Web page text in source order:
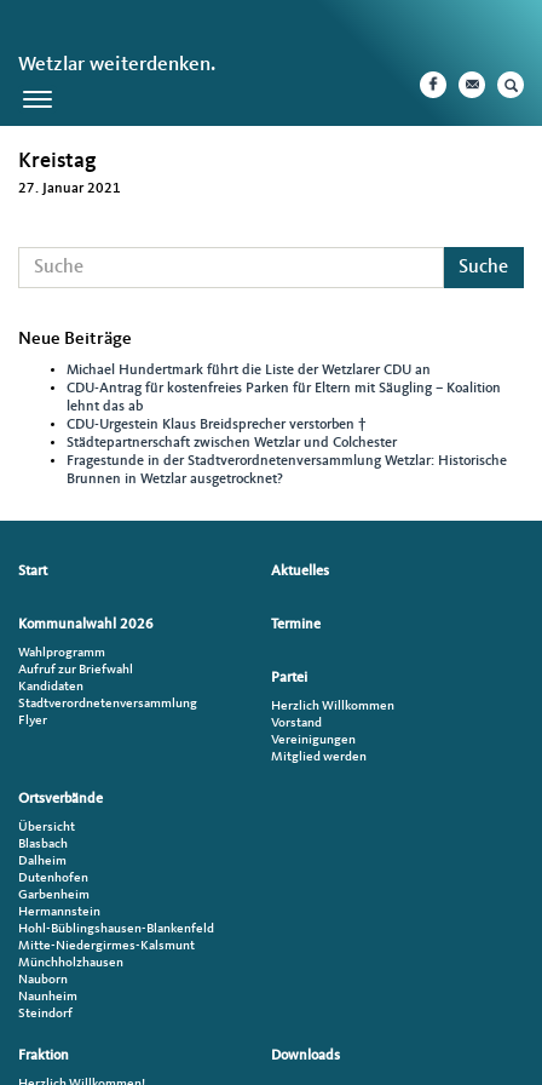
Wetzlar weiterdenken.
Toggle
Kreistag
27. Januar 2021
Suche
Neue Beiträge
Michael Hundertmark führt die Liste der Wetzlarer CDU an
CDU-Antrag für kostenfreies Parken für Eltern mit Säugling – Koalition
lehnt das ab
CDU-Urgestein Klaus Breidsprecher verstorben †
Städtepartnerschaft zwischen Wetzlar und Colchester
Fragestunde in der Stadtverordnetenversammlung Wetzlar: Historische
Brunnen in Wetzlar ausgetrocknet?
Seitenübersicht
Seiten-
Footer
Start Aktuelles
Kommunalwahl 2026
Wahlprogramm
Aufruf zur Briefwahl
Kandidaten
Stadtverordnetenversammlung
Flyer
Termine
Partei
Herzlich Willkommen
Vorstand
Vereinigungen
Mitglied werden
Ortsverbände
Übersicht
Blasbach
Dalheim
Dutenhofen
Garbenheim
Hermannstein
Hohl-Büblingshausen-Blankenfeld
Mitte-Niedergirmes-Kalsmunt
Münchholzhausen
Nauborn
Naunheim
Steindorf
Fraktion Downloads